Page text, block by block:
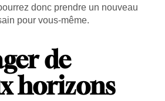
donc prendre un nouveau
pour vous-même.
de
horizons